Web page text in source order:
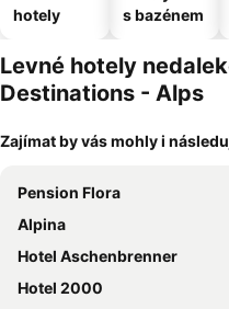
hotely
s bazénem
Levné hotely
Destinations - Alps
Zajímat by vás mohly i
Pension Flora
Alpina
Hotel Aschenbrenner
Hotel 2000